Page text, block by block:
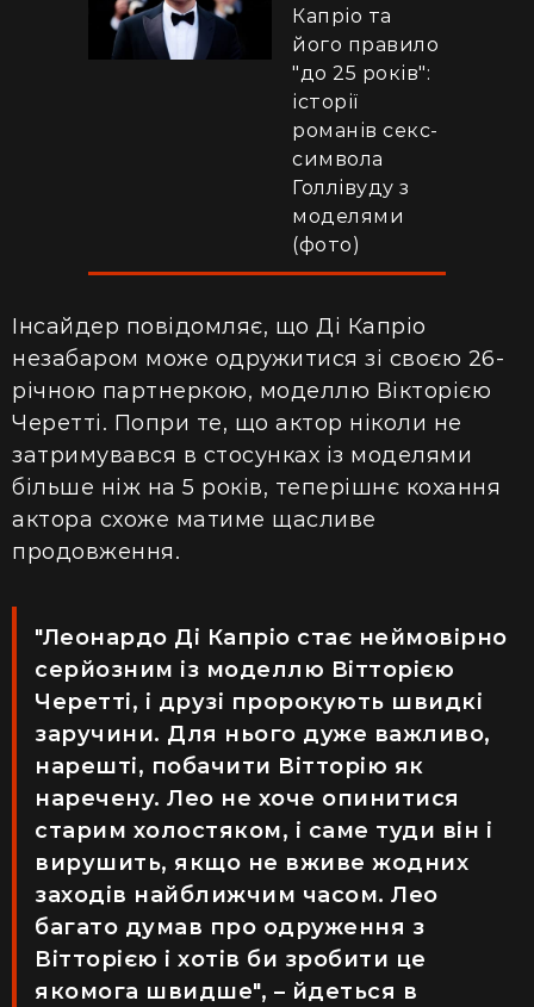
Капріо та
його правило
"до 25 років":
історії
романів секс-
символа
Голлівуду з
моделями
(фото)
Інсайдер повідомляє, що Ді Капріо
незабаром може одружитися зі своєю 26-
річною партнеркою, моделлю Вікторією
Черетті. Попри те, що актор ніколи не
затримувався в стосунках із моделями
більше ніж на 5 років, теперішнє кохання
актора схоже матиме щасливе
продовження.
"Леонардо Ді Капріо стає неймовірно
серйозним із моделлю Вітторією
Черетті, і друзі пророкують швидкі
заручини. Для нього дуже важливо,
нарешті, побачити Вітторію як
наречену. Лео не хоче опинитися
старим холостяком, і саме туди він і
вирушить, якщо не вживе жодних
заходів найближчим часом. Лео
багато думав про одруження з
Вітторією і хотів би зробити це
якомога швидше", – йдеться в